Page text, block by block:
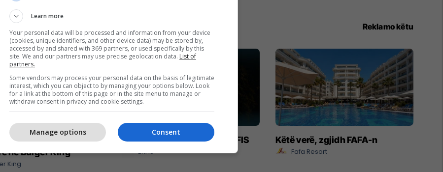
Reklamo këtu
ma kjut najher vjen
në Burger King
King
Me ju në çdo kilometër - EXFIS
EXFIS
Këtë verë, zgjidh FAFA-n
Fafa Resort
Learn more
Your personal data will be processed and information from your device
(cookies, unique identifiers, and other device data) may be stored by,
accessed by and shared with 369 partners, or used specifically by this
site. We and our partners may use precise geolocation data. List of
partners.
Some vendors may process your personal data on the basis of legitimate
interest, which you can object to by managing your options below. Look
for a link at the bottom of this page or in the site menu to manage or
withdraw consent in privacy and cookie settings.
Consent
Manage options